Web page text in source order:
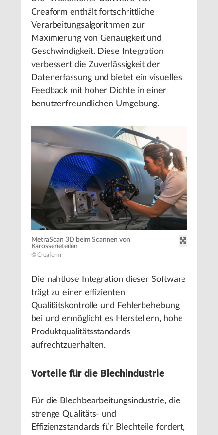
Creaform enthält fortschrittliche
Verarbeitungsalgorithmen zur
Maximierung von Genauigkeit und
Geschwindigkeit. Diese Integration
verbessert die Zuverlässigkeit der
Datenerfassung und bietet ein visuelles
Feedback mit hoher Dichte in einer
benutzerfreundlichen Umgebung.
MetraScan 3D beim Scannen von
Karosserieteilen
© Creaform
Die nahtlose Integration dieser Software
trägt zu einer effizienten
Qualitätskontrolle und Fehlerbehebung
bei und ermöglicht es Herstellern, hohe
Produktqualitätsstandards
aufrechtzuerhalten.
Vorteile für die Blechindustrie
Für die Blechbearbeitungsindustrie, die
strenge Qualitäts- und
Effizienzstandards für Blechteile fordert,